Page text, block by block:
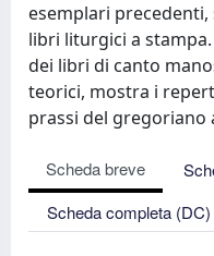
esemplari
libri liturgici a
dei libri di canto
teorici, mostra i
prassi del gregoriano
Scheda breve
Scheda completa (DC)